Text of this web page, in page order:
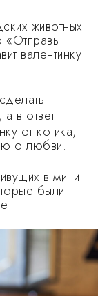
животных
«Отправь
валентинку
в ответ
от котика,
о любви.
в мини-
были